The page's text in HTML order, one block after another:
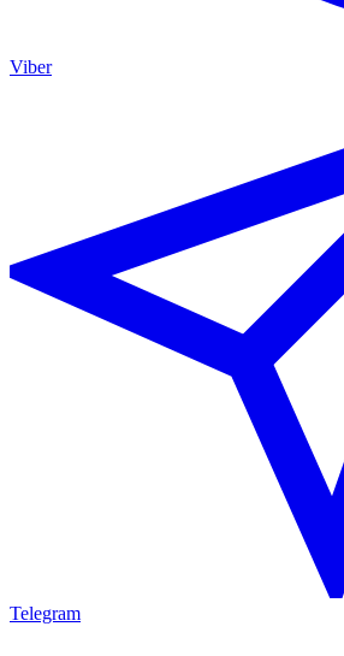
Viber
Telegram